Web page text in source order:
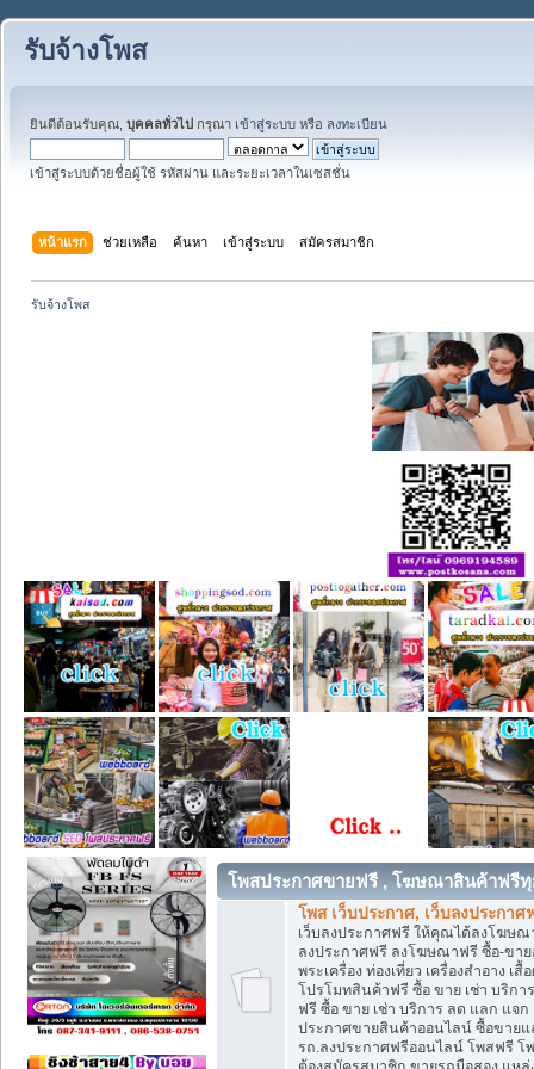
รับจ้างโพส
ยินดีต้อนรับคุณ, บุคคลทั่วไป กรุณา เข้าสู่ระบบ หรือ ลงทะเบียน
เข้าสู่ระบบด้วยชื่อผู้ใช้ รหัสผ่าน และระยะเวลาในเซสชั่น
หน้าแรก ช่วยเหลือ ค้นหา เข้าสู่ระบบ สมัครสมาชิก
รับจ้างโพส
โพสประกาศขายฟรี , โฆษณาสินค้าฟรี
โพส เว็บประกาศ, เว็บลงประกา
เว็บลงประกาศฟรี ให้คุณได้ลงโฆษณ
ลงประกาศฟรี ลงโฆษณาฟรี ซื้อ-ขา
พระเครื่อง ท่องเที่ยว เครื่องสำอาง
โปรโมทสินค้าฟรี ซื้อ ขาย เช่า บริก
ฟรี ซื้อ ขาย เช่า บริการ ลด แลก แจ
ประกาศขายสินค้าออนไลน์ ซื้อขาย
รถ.ลงประกาศฟรีออนไลน์ โพสฟรี